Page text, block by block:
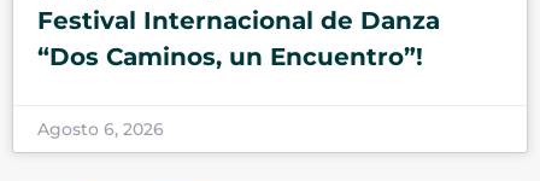
Festival Internacional de Danza
“Dos Caminos, un Encuentro”!
Agosto 6, 2026